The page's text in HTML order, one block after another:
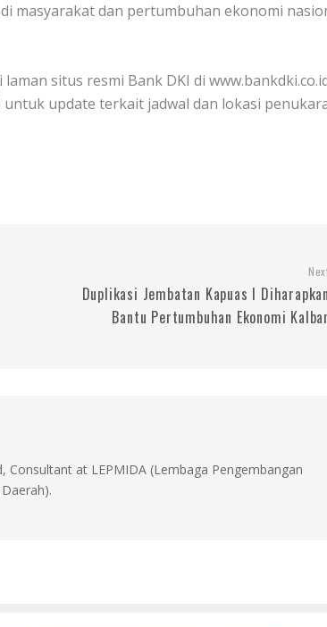
masyarakat dan pertumbuhan ekonomi
situs resmi Bank DKI di
untuk update terkait jadwal dan lokasi
Duplikasi Jembatan Kapuas I Diharapkan
Bantu Pertumbuhan Ekonomi Kalbar
Consultant at LEPMIDA (Lembaga Pengembangan